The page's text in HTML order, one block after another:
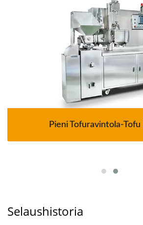
Pieni Tofuravintola-Tofu
Selaushistoria